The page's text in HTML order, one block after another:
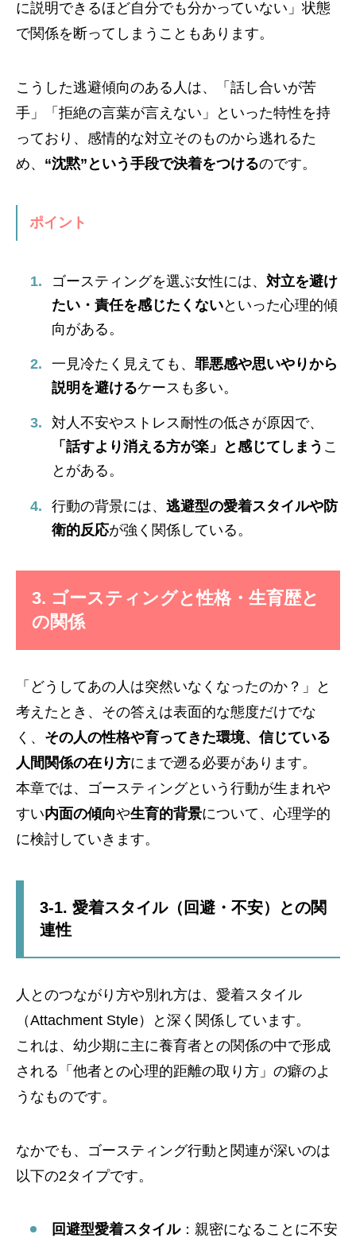
に説明できるほど自分でも分かっていない」状態
で関係を断ってしまうこともあります。
こうした逃避傾向のある人は、「話し合いが苦
手」「拒絶の言葉が言えない」といった特性を持
っており、感情的な対立そのものから逃れるた
め、 “沈黙”という手段で決着をつけるのです。
ポイント
ゴースティングを選ぶ女性には、 対立を避け
たい・責任を感じたくないといった心理的傾
向がある。
一見冷たく見えても、 罪悪感や思いやりから
説明を避けるケースも多い。
対人不安やストレス耐性の低さが原因で、
「話すより消える方が楽」と感じてしまう こ
とがある。
行動の背景には、 逃避型の愛着スタイルや防
衛的反応が強く関係している。
3. ゴースティングと性格・生育歴と
の関係
「どうしてあの人は突然いなくなったのか？」と
考えたとき、その答えは表面的な態度だけでな
く、 その人の性格や育ってきた環境、信じている
人間関係の在り方にまで遡る必要があります。
本章では、ゴースティングという行動が生まれや
すい内面の傾向や生育的背景について、心理学的
に検討していきます。
3-1. 愛着スタイル（回避・不安）との関
連性
人とのつながり方や別れ方は、愛着スタイル
（Attachment Style）と深く関係しています。
これは、幼少期に主に養育者との関係の中で形成
される「他者との心理的距離の取り方」の癖のよ
うなものです。
なかでも、ゴースティング行動と関連が深いのは
以下の2タイプです。
回避型愛着スタイル：親密になることに不安